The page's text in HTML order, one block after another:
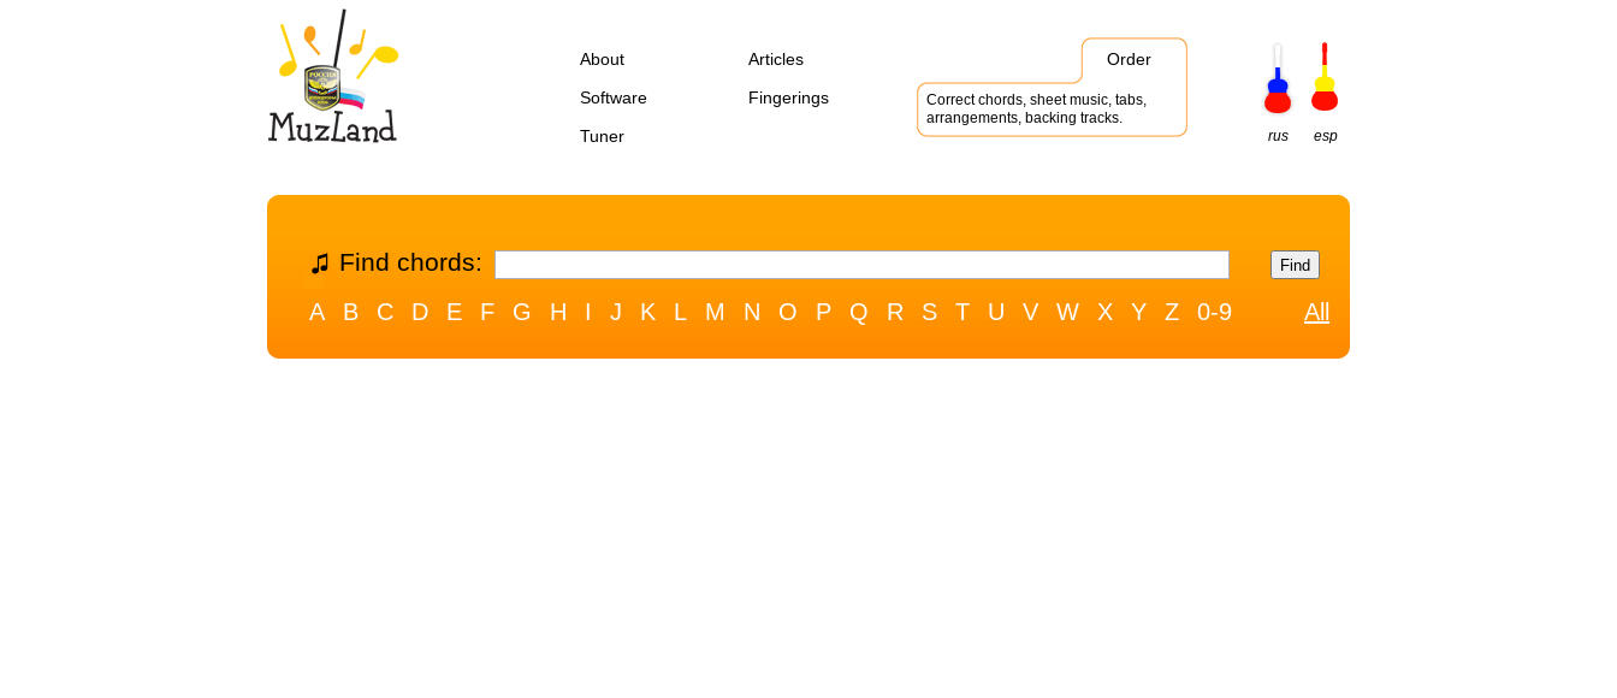
About
Articles
Software
Fingerings
Tuner
Order
Correct chords, sheet music, tabs,
arrangements, backing tracks.
rus
esp
Find chords:
A B C D E F G H I J K L M N O P Q R S T U V W X Y Z 0-9 All